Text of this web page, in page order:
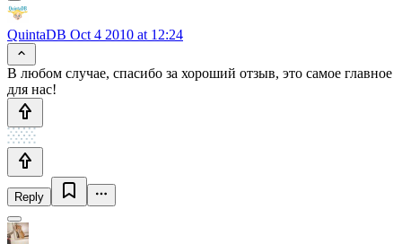
QuintaDB Oct 4 2010 at 12:24
В любом случае, спасибо за хороший отзыв, это самое главное
для нас!
Reply